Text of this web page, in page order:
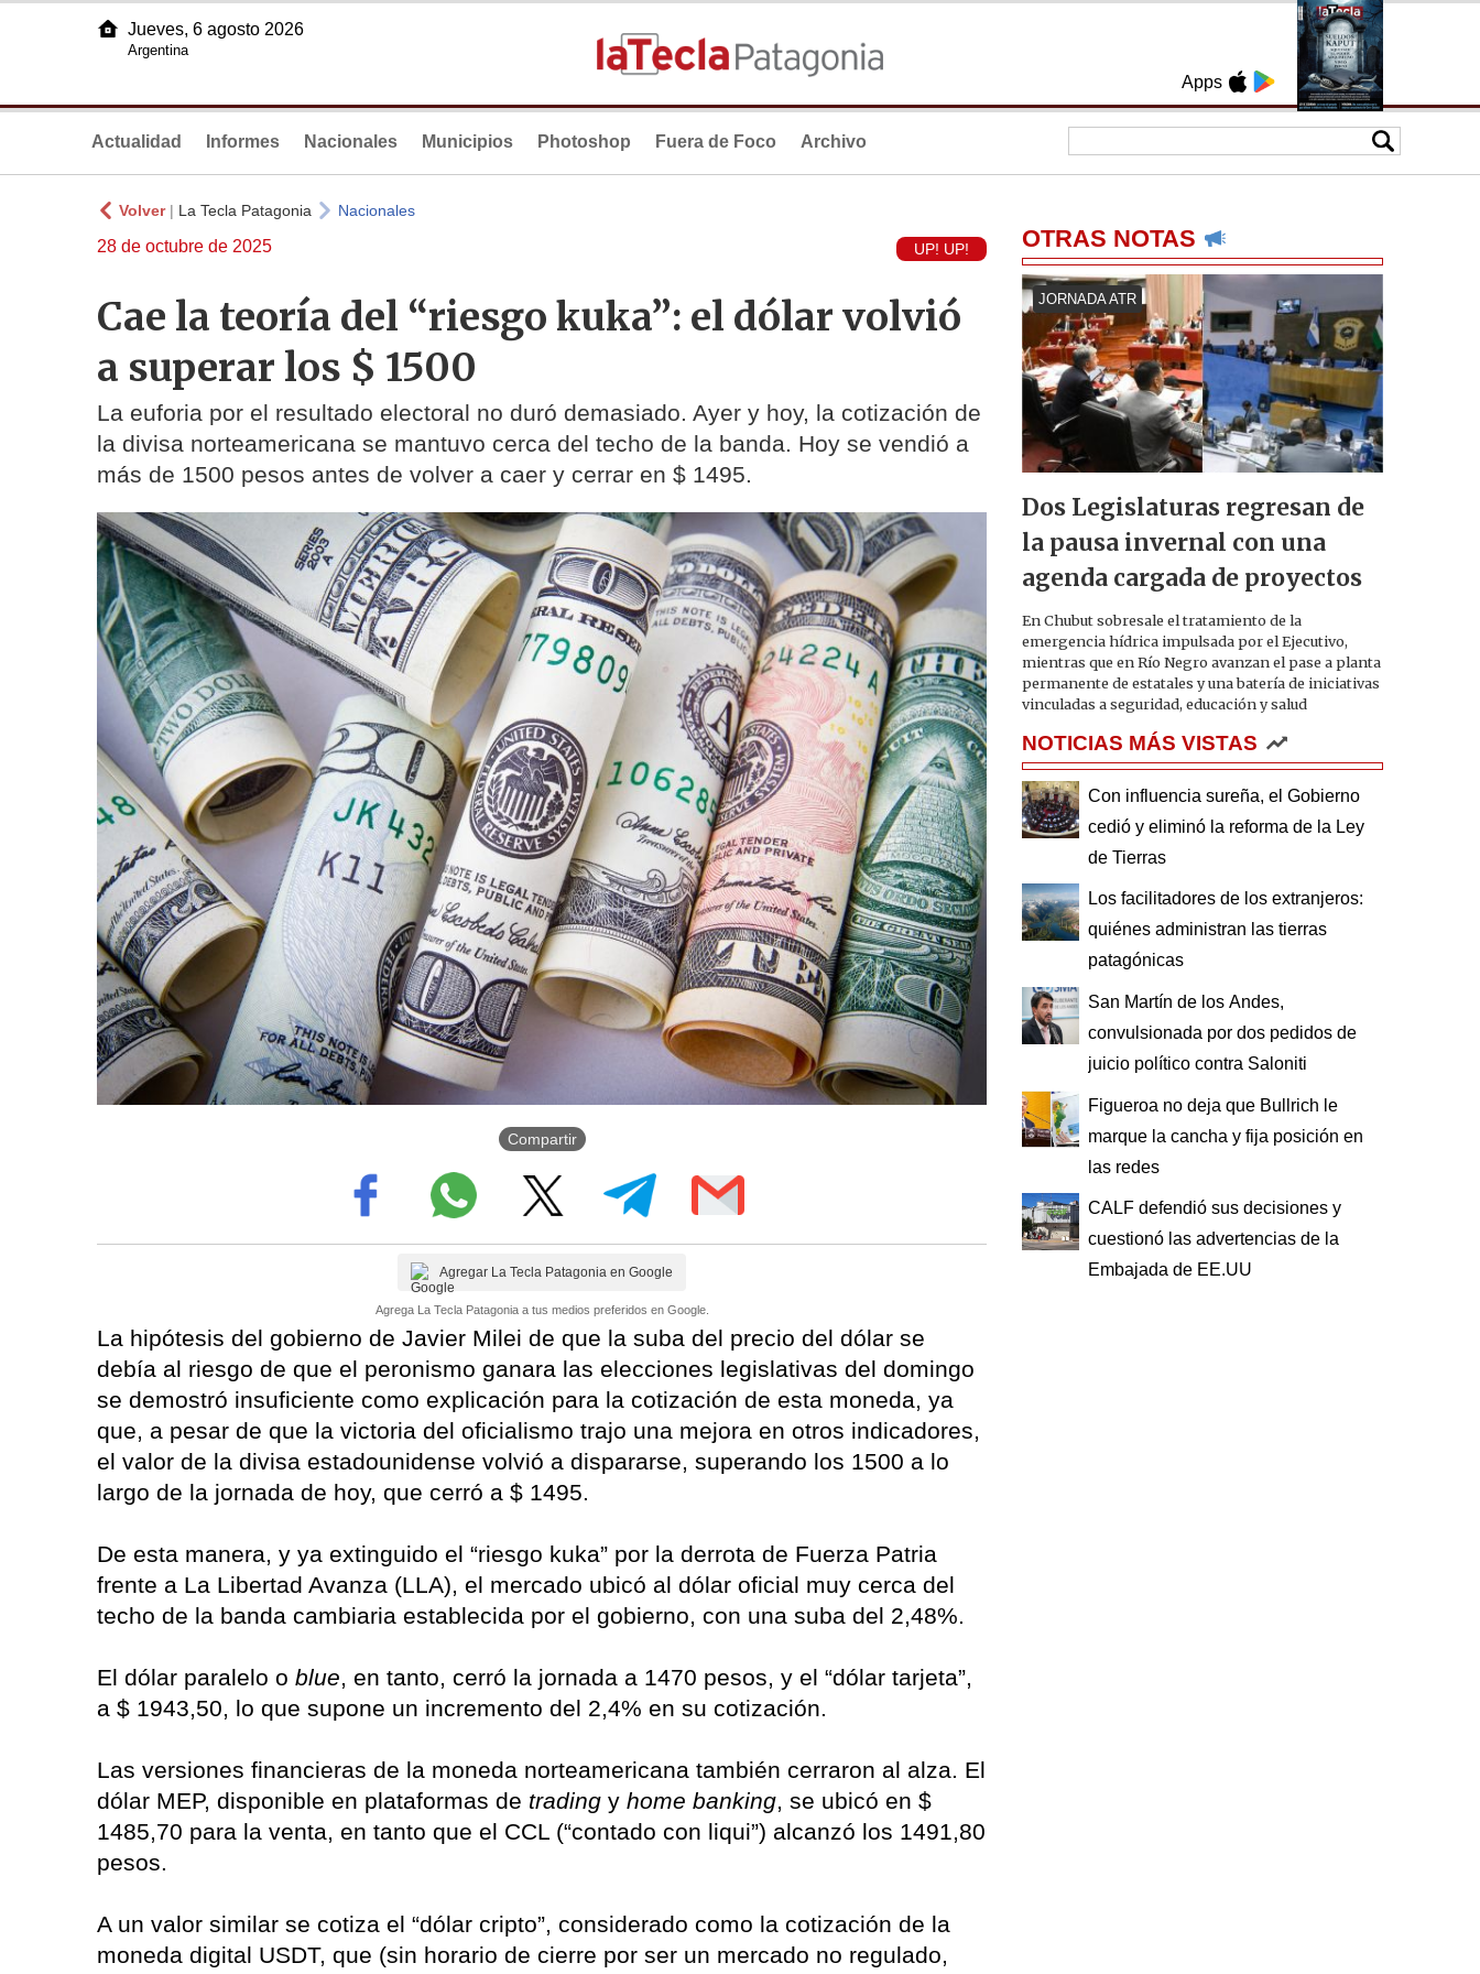
Apps
Jueves, 6 agosto 2026
Argentina
Actualidad Informes Nacionales Municipios Photoshop Fuera de Foco Archivo
Volver| La Tecla Patagonia Nacionales
28 de octubre de 2025 UP! UP!
Cae la teoría del “riesgo kuka”: el dólar volvió
a superar los $ 1500
La euforia por el resultado electoral no duró demasiado. Ayer y hoy, la cotización de
la divisa norteamericana se mantuvo cerca del techo de la banda. Hoy se vendió a
más de 1500 pesos antes de volver a caer y cerrar en $ 1495.
Compartir
Agregar La Tecla Patagonia en Google
Agrega La Tecla Patagonia a tus medios preferidos en Google.
La hipótesis del gobierno de Javier Milei de que la suba del precio del dólar se
debía al riesgo de que el peronismo ganara las elecciones legislativas del domingo
se demostró insuficiente como explicación para la cotización de esta moneda, ya
que, a pesar de que la victoria del oficialismo trajo una mejora en otros indicadores,
el valor de la divisa estadounidense volvió a dispararse, superando los 1500 a lo
largo de la jornada de hoy, que cerró a $ 1495.
De esta manera, y ya extinguido el “riesgo kuka” por la derrota de Fuerza Patria
frente a La Libertad Avanza (LLA), el mercado ubicó al dólar oficial muy cerca del
techo de la banda cambiaria establecida por el gobierno, con una suba del 2,48%.
El dólar paralelo o blue, en tanto, cerró la jornada a 1470 pesos, y el “dólar tarjeta”,
a $ 1943,50, lo que supone un incremento del 2,4% en su cotización.
Las versiones financieras de la moneda norteamericana también cerraron al alza. El
dólar MEP, disponible en plataformas de trading y home banking, se ubicó en $
1485,70 para la venta, en tanto que el CCL (“contado con liqui”) alcanzó los 1491,80
pesos.
A un valor similar se cotiza el “dólar cripto”, considerado como la cotización de la
moneda digital USDT, que (sin horario de cierre por ser un mercado no regulado,
OTRAS NOTAS
JORNADA ATR
Dos Legislaturas regresan de
la pausa invernal con una
agenda cargada de proyectos
En Chubut sobresale el tratamiento de la
emergencia hídrica impulsada por el Ejecutivo,
mientras que en Río Negro avanzan el pase a planta
permanente de estatales y una batería de iniciativas
vinculadas a seguridad, educación y salud
NOTICIAS MÁS VISTAS
Con influencia sureña, el Gobierno
cedió y eliminó la reforma de la Ley
de Tierras
Los facilitadores de los extranjeros:
quiénes administran las tierras
patagónicas
San Martín de los Andes,
convulsionada por dos pedidos de
juicio político contra Saloniti
Figueroa no deja que Bullrich le
marque la cancha y fija posición en
las redes
CALF defendió sus decisiones y
cuestionó las advertencias de la
Embajada de EE.UU